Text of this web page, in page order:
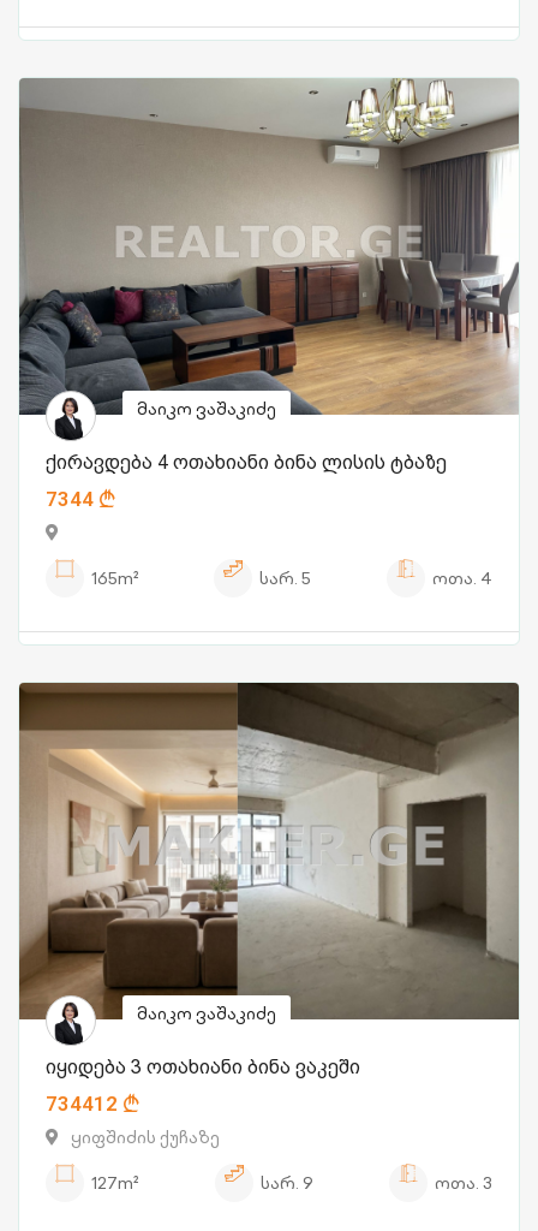
მაიკო ვაშაკიძე
ქირავდება 4 ოთახიანი ბინა ლისის ტბაზე
7344
165m² სარ. 5 ოთა. 4
მაიკო ვაშაკიძე
იყიდება 3 ოთახიანი ბინა ვაკეში
734412
ყიფშიძის ქუჩაზე
127m²
სარ. 9 ოთა. 3